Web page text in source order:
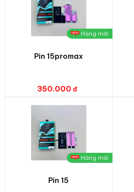
Hàng mới
Pin 15promax
350.000
Hàng mới
Pin 15